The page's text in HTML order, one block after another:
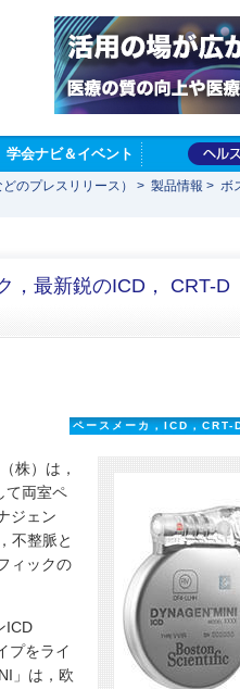
学会ナビ＆イベント
のプレスリリース） > 製品情報 > ボ
，最新鋭のICD， CRT-D
ペースメーカ，ICD，CRT-
株）は，
て両室ペ
ジェン
不整脈と
ィックの
ICD
プをライ
」は，欧